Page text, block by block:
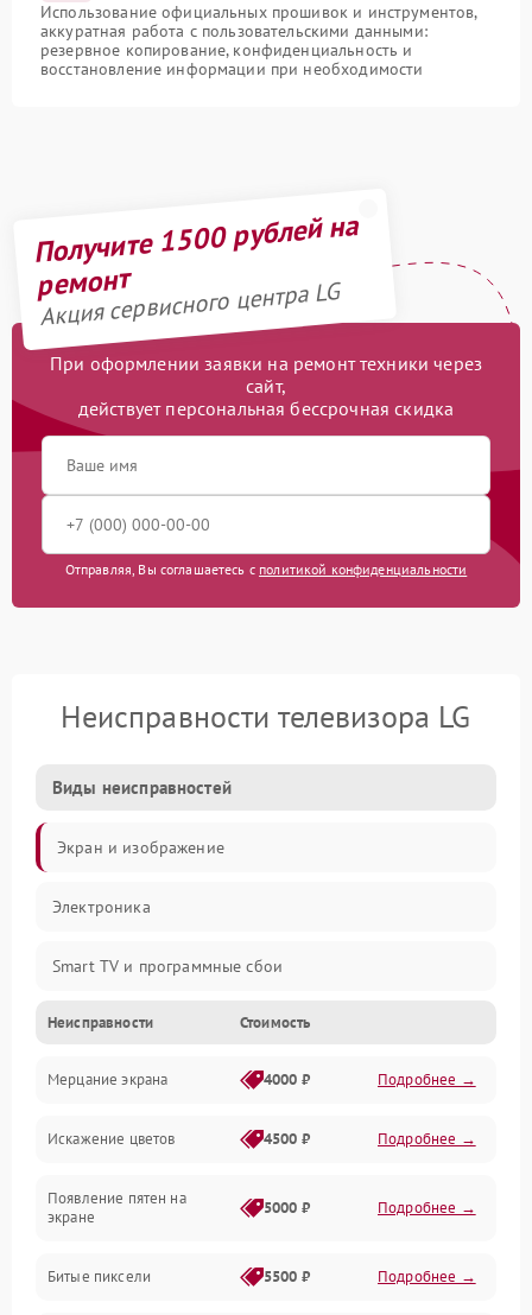
Использование официальных прошивок и инструментов,
аккуратная работа с пользовательскими данными:
резервное копирование, конфиденциальность и
восстановление информации при необходимости
Получите 1500 рублей на
ремонт
Акция сервисного центра LG
При оформлении заявки на ремонт техники через
сайт,
действует персональная бессрочная скидка
Отправляя, Вы соглашаетесь с политикой конфиденциальности
Неисправности телевизора LG
Виды неисправностей
Экран и изображение
Электроника
Smart TV и программные сбои
Питание и запуск
Подсветка и LED-модули
Звук и аудиосистема
Сигнал и приём каналов
Неисправности Стоимость
Мерцание экрана 4000 ₽ Подробнее →
Искажение цветов 4500 ₽ Подробнее →
Появление пятен на
экране
5000 ₽ Подробнее →
Битые пиксели 5500 ₽ Подробнее →